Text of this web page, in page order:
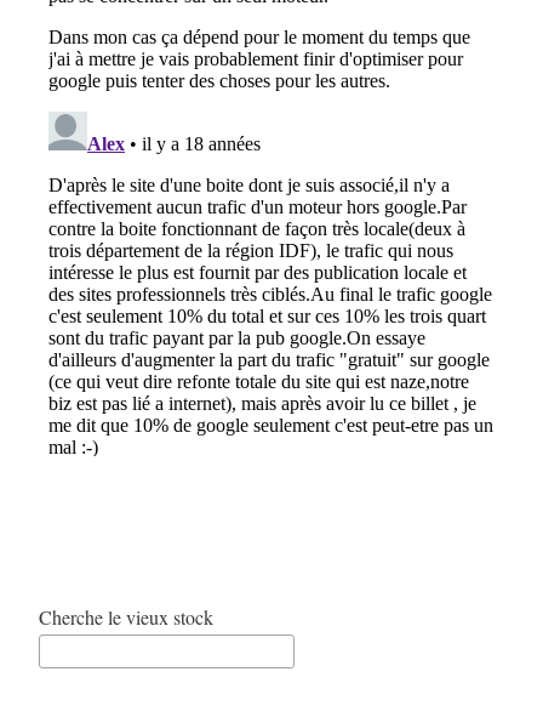
Cherche le vieux stock